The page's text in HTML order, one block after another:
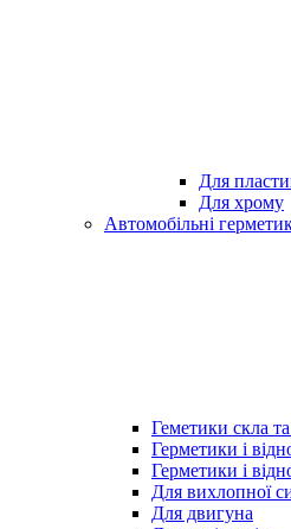
Для
Для хрому
Автомобільні
Геметики скла
Герметики і
Герметики і
Для вихлопної
Для двигуна